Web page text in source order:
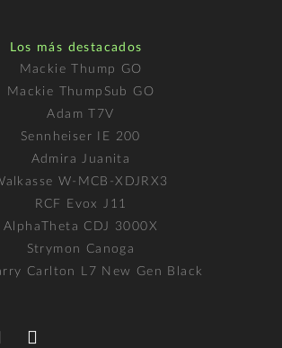
Los más destacados
Mackie Thump GO
Mackie ThumpSub GO
Adam T7V
Sennheiser IE 200
Admira Juanita
W-MCB-XDJRX3
RCF Evox J11
AlphaTheta CDJ 3000X
Strymon Canoga
Carlton L7 New Gen Black